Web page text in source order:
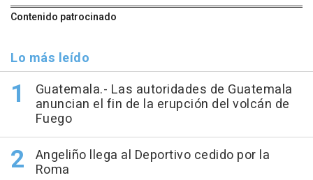
Contenido patrocinado
Lo más leído
Guatemala.- Las autoridades de Guatemala
anuncian el fin de la erupción del volcán de
Fuego
Angeliño llega al Deportivo cedido por la
Roma